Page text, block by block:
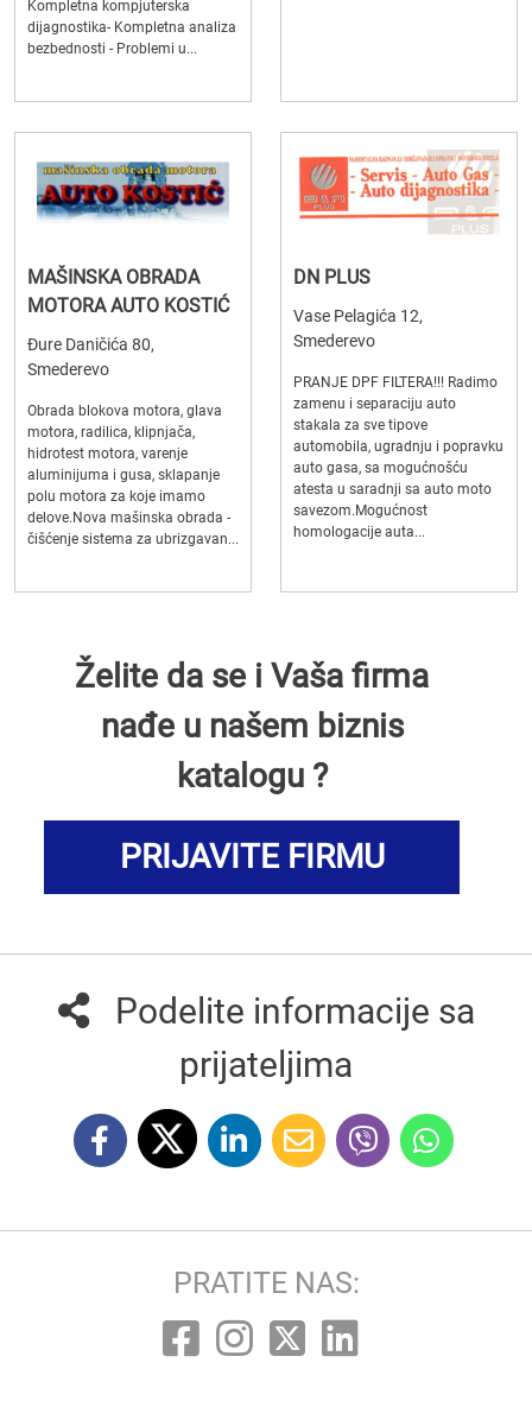
Kompletna kompjuterska
dijagnostika- Kompletna analiza
bezbednosti - Problemi u...
MAŠINSKA OBRADA
MOTORA AUTO KOSTIĆ
Đure Daničića 80,
Smederevo
Obrada blokova motora, glava
motora, radilica, klipnjača,
hidrotest motora, varenje
aluminijuma i gusa, sklapanje
polu motora za koje imamo
delove.Nova mašinska obrada -
čišćenje sistema za ubrizgavan...
DN PLUS
Vase Pelagića 12,
Smederevo
PRANJE DPF FILTERA!!! Radimo
zamenu i separaciju auto
stakala za sve tipove
automobila, ugradnju i popravku
auto gasa, sa mogućnošću
atesta u saradnji sa auto moto
savezom.Mogućnost
homologacije auta...
Želite da se i Vaša firma
nađe u našem biznis
katalogu ?
PRIJAVITE FIRMU
Podelite informacije sa
prijateljima
PRATITE NAS: